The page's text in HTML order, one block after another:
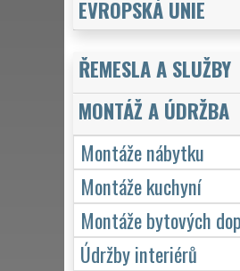
EVROPSKÁ UNIE
ŘEMESLA A SLUŽBY
MONTÁŽ A ÚDRŽBA
Montáže nábytku
Montáže kuchyní
Montáže bytových
Údržby interiérů